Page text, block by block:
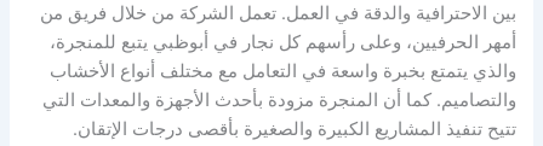
بين الاحترافية والدقة في العمل. تعمل الشركة من خلال فريق من
أمهر الحرفيين، وعلى رأسهم كل نجار في أبوظبي يتبع للمنجرة،
والذي يتمتع بخبرة واسعة في التعامل مع مختلف أنواع الأخشاب
والتصاميم. كما أن المنجرة مزودة بأحدث الأجهزة والمعدات التي
تتيح تنفيذ المشاريع الكبيرة والصغيرة بأقصى درجات الإتقان.